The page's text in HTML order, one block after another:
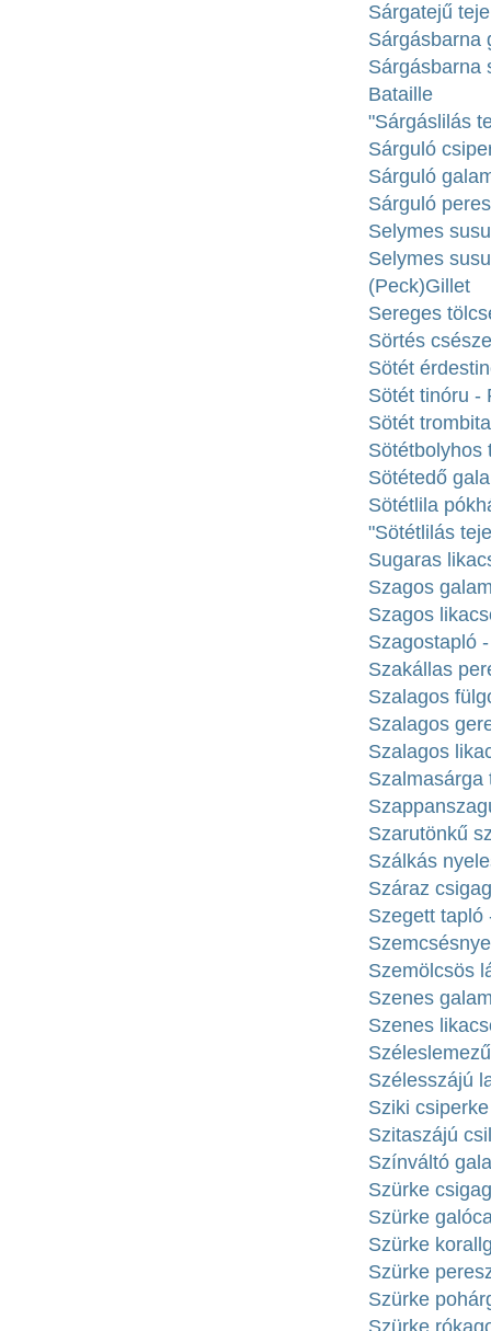
Sárgatejű
Sárgásbarna
Sárgásbarna
Bataille
"Sárgáslilás
Sárguló
Sárguló
Sárguló
Selymes
Selymes
(Peck)Gillet
Sereges
Sörtés
Sötét
Sötét tinóru -
Sötét
Sötétbolyhos
Sötétedő
Sötétlila
"Sötétlilás
Sugaras
Szagos
Szagos
Szagostapló
Szakállas
Szalagos
Szalagos
Szalagos
Szalmasárga
Szarutönkű
Szálkás
Száraz
Szegett tapló
Szemölcsös
Szenes
Szenes
Szélesszájú
Sziki
Szitaszájú
Színváltó
Szürke
Szürke
Szürke
Szürke
Szürke
Szürke